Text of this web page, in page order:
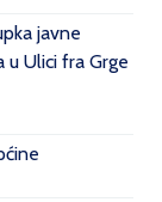
javne
Ulici fra Grge